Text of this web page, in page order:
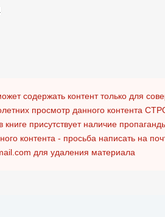
содержать контент только для
просмотр данного контента
книге присутствует наличие
контента - просьба написать на
для удаления материала